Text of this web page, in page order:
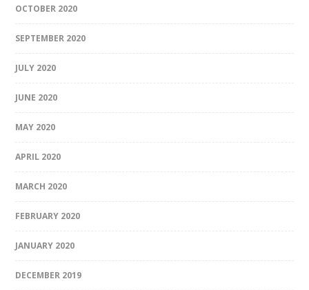
OCTOBER 2020
SEPTEMBER 2020
JULY 2020
JUNE 2020
MAY 2020
APRIL 2020
MARCH 2020
FEBRUARY 2020
JANUARY 2020
DECEMBER 2019